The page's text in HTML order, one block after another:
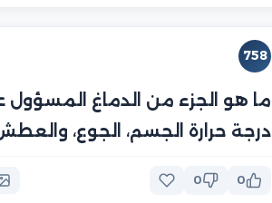
758
ما هو الجزء من الدماغ
درجة حرارة الجسم، الجوع،
0
0